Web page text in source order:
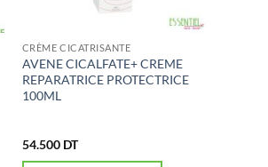
CRÈME CICATRISANTE
AVENE CICALFATE+ CREME
REPARATRICE PROTECTRICE
100ML
54.500 DT